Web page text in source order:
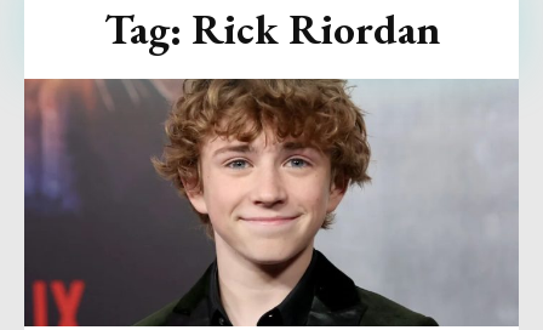
Tag: Rick Riordan